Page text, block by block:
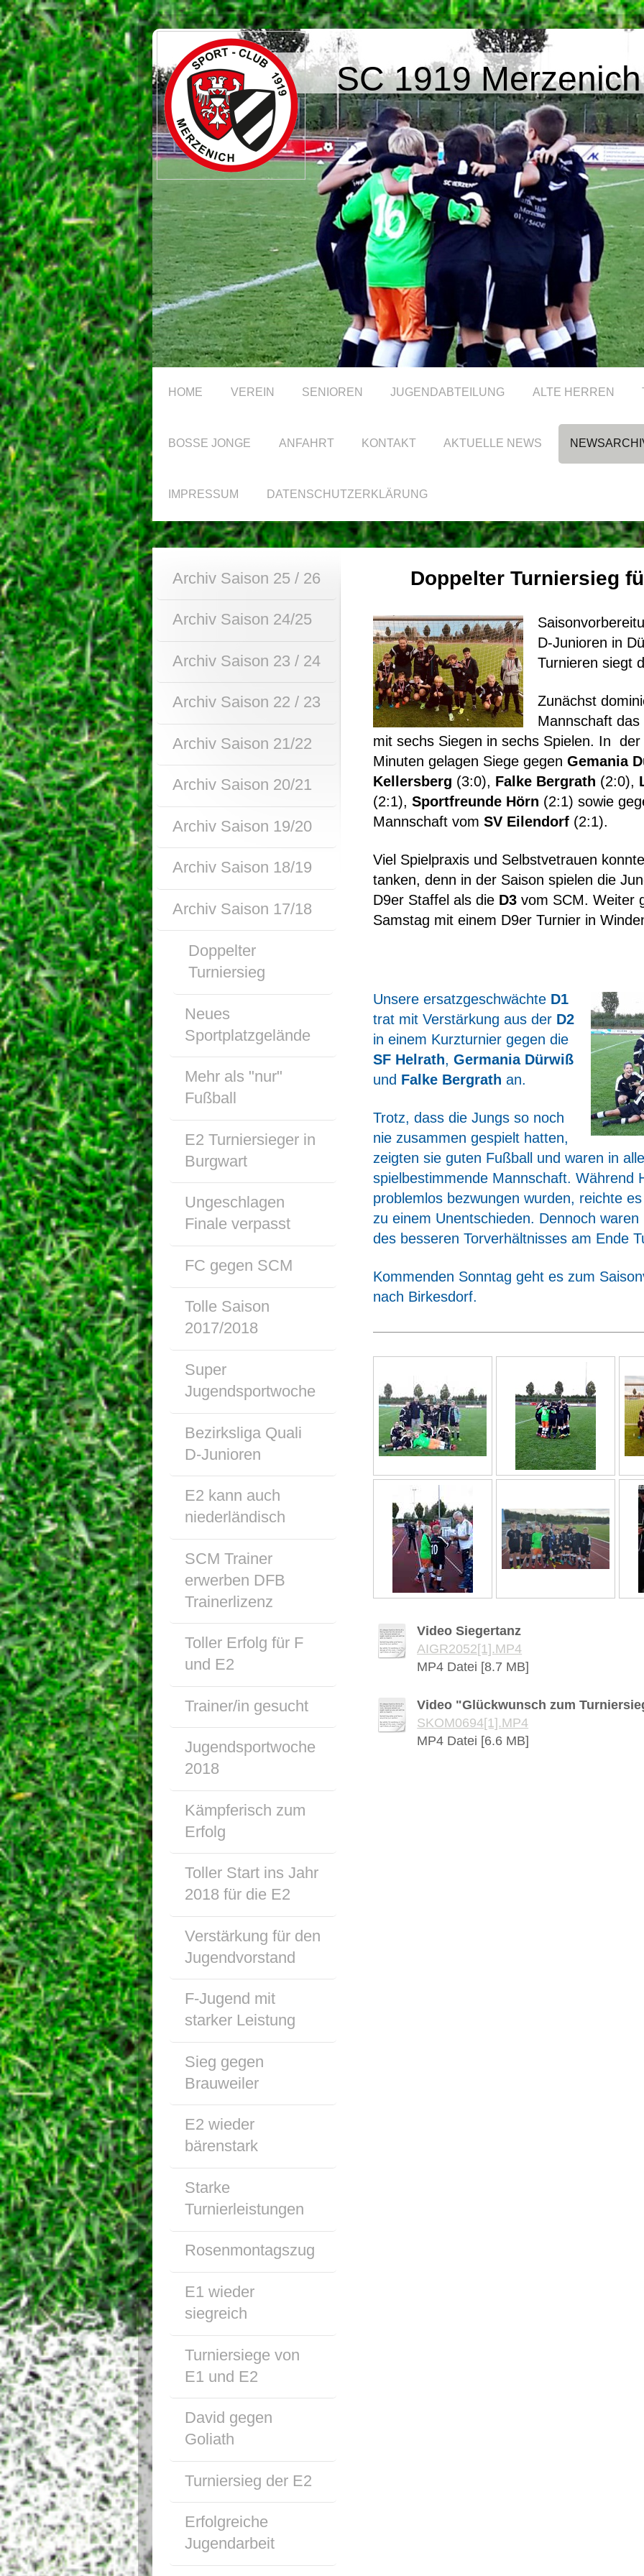
SC 1919
HOME VEREIN SENIOREN JUGENDABTEILUNG ALTE HERREN
BOSSE JONGE ANFAHRT KONTAKT AKTUELLE NEWS
IMPRESSUM DATENSCHUTZERKLÄRUNG
Doppelter Turniersieg
D-Junioren in
Turnieren siegt
Zunächst
Mannschaft
mit sechs Siegen in sechs Spielen. In
Minuten gelagen Siege gegenGemania
Kellersberg (3:0), Falke Bergrath (2:0),
(2:1),Sportfreunde Hörn (2:1) sowie
Mannschaft vomSV Eilendorf (2:1).
Viel Spielpraxis und Selbstvetrauen
tanken, denn in der Saison spielen die
D9er Staffel als die D3 vom SCM. Weiter
Samstag mit einem D9er Turnier in
Unsere ersatzgeschwächte D1
trat mit Verstärkung aus der D2
in einem Kurzturnier gegen die
SF Helrath,Germania Dürwiß
und Falke Bergrath an.
Trotz, dass die Jungs so noch
nie zusammen gespielt hatten,
zeigten sie guten Fußball und waren in
spielbestimmende Mannschaft. Während
problemlos bezwungen wurden, reichte
zu einem Unentschieden. Dennoch
des besseren Torverhältnisses am Ende
Kommenden Sonntag geht es zum
nach Birkesdorf.
Video Siegertanz
AIGR2052[1].MP4
MP4 Datei [8.7 MB]
Video "Glückwunsch zum
SKOM0694[1].MP4
MP4 Datei [6.6 MB]
Archiv Saison 25 / 26
Archiv Saison 24/25
Archiv Saison 23 / 24
Archiv Saison 22 / 23
Archiv Saison 21/22
Archiv Saison 20/21
Archiv Saison 19/20
Archiv Saison 18/19
Archiv Saison 17/18
Doppelter
Turniersieg
Neues
Sportplatzgelände
Mehr als "nur"
Fußball
E2 Turniersieger in
Burgwart
Ungeschlagen
Finale verpasst
FC gegen SCM
Tolle Saison
2017/2018
Super
Jugendsportwoche
Bezirksliga Quali
D-Junioren
E2 kann auch
niederländisch
SCM Trainer
erwerben DFB
Trainerlizenz
Toller Erfolg für F
und E2
Trainer/in gesucht
Jugendsportwoche
2018
Kämpferisch zum
Erfolg
Toller Start ins Jahr
2018 für die E2
Verstärkung für den
Jugendvorstand
F-Jugend mit
starker Leistung
Sieg gegen
Brauweiler
E2 wieder
bärenstark
Starke
Turnierleistungen
Rosenmontagszug
E1 wieder
siegreich
Turniersiege von
E1 und E2
David gegen
Goliath
Turniersieg der E2
Erfolgreiche
Jugendarbeit